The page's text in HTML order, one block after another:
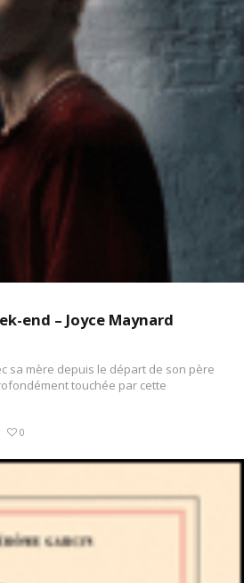
LIRE LA SUITE
end – Joyce Maynard
sa mère depuis le départ de son père
touchée par cette
0